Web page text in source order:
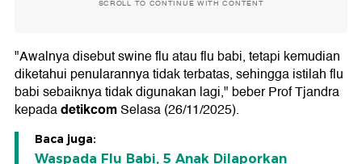
SCROLL TO CONTINUE WITH CONTENT
"Awalnya disebut swine flu atau flu babi, tetapi kemudian
diketahui penularannya tidak terbatas, sehingga istilah flu
babi sebaiknya tidak digunakan lagi," beber Prof Tjandra
kepadadetikcomSelasa (26/11/2025).
Baca juga:
Waspada Flu Babi, 5 Anak Dilaporkan